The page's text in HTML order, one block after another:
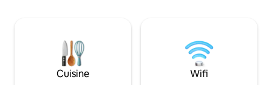
Café, thé et sucre fournis Wifi gratuit
Climatisation Grande terrasse Jacuzzi
au feu de bois Installations de braai Bois
de chauffage fourni
randonnée/le
geyser et le
gaz. Pas de Wi-
haut
Cuisine Wifi